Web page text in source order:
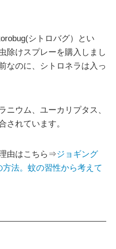
シトロバグ）とい
除けスプレーを購入しまし
なのに、シトロネラは入っ
ニウム、ユーカリプタス、
されています。
由はこちら⇒ジョギング
法。蚊の習性から考えて